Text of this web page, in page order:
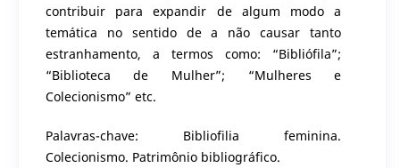
contribuir para expandir de algum modo a
temática no sentido de a não causar tanto
estranhamento, a termos como: “Bibliófila”;
“Biblioteca de Mulher”; “Mulheres e
Colecionismo” etc.
Palavras-chave: Bibliofilia feminina.
Colecionismo. Patrimônio bibliográfico.